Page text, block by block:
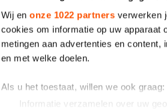
Wij en onze 1022 partners verwerken
cookies om informatie op uw apparaat
metingen aan advertenties en
en met welke doelen.
Als u het toestaat, willen we ook graag:
Informatie verzamelen over uw